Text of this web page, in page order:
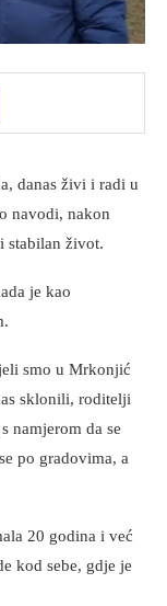
danas živi i radi u
navodi, nakon
stabilan život.
je kao
smo u Mrkonjić
sklonili, roditelji
namjerom da se
po gradovima, a
20 godina i već
kod sebe, gdje je